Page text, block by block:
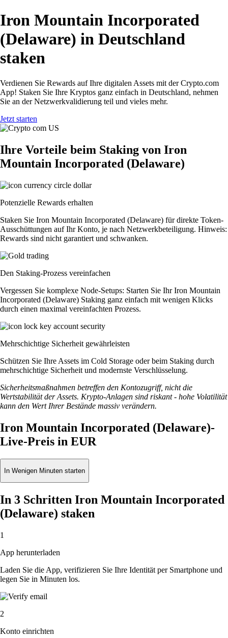
Iron Mountain Incorporated
(Delaware) in Deutschland
staken
Verdienen Sie Rewards auf Ihre digitalen Assets mit der Crypto.com
App! Staken Sie Ihre Kryptos ganz einfach in Deutschland, nehmen
Sie an der Netzwerkvalidierung teil und vieles mehr.
Jetzt starten
Ihre Vorteile beim Staking von Iron
Mountain Incorporated (Delaware)
Potenzielle Rewards erhalten
Staken Sie Iron Mountain Incorporated (Delaware) für direkte Token-
Ausschüttungen auf Ihr Konto, je nach Netzwerkbeteiligung. Hinweis:
Rewards sind nicht garantiert und schwanken.
Den Staking-Prozess vereinfachen
Vergessen Sie komplexe Node-Setups: Starten Sie Ihr Iron Mountain
Incorporated (Delaware) Staking ganz einfach mit wenigen Klicks
durch einen maximal vereinfachten Prozess.
Mehrschichtige Sicherheit gewährleisten
Schützen Sie Ihre Assets im Cold Storage oder beim Staking durch
mehrschichtige Sicherheit und modernste Verschlüsselung.
Sicherheitsmaßnahmen betreffen den Kontozugriff, nicht die
Wertstabilität der Assets. Krypto-Anlagen sind riskant - hohe Volatilität
kann den Wert Ihrer Bestände massiv verändern.
Iron Mountain Incorporated (Delaware)-
Live-Preis in EUR
In Wenigen Minuten starten
In 3 Schritten Iron Mountain Incorporated
(Delaware) staken
1
App herunterladen
Laden Sie die App, verifizieren Sie Ihre Identität per Smartphone und
legen Sie in Minuten los.
2
Konto einrichten